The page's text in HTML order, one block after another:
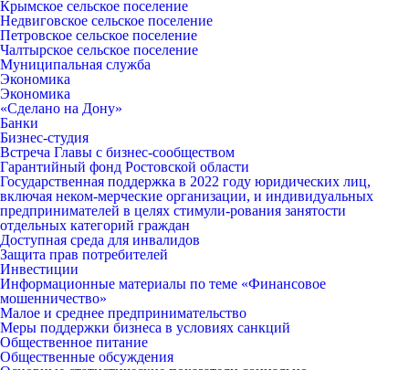
Крымское сельское поселение
Недвиговское сельское поселение
Петровское сельское поселение
Чалтырское сельское поселение
Муниципальная служба
Экономика
Экономика
«Сделано на Дону»
Банки
Бизнес-студия
Встреча Главы с бизнес-сообществом
Гарантийный фонд Ростовской области
Государственная поддержка в 2022 году юридических лиц,
включая неком-мерческие организации, и индивидуальных
предпринимателей в целях стимули-рования занятости
отдельных категорий граждан
Доступная среда для инвалидов
Защита прав потребителей
Инвестиции
Информационные материалы по теме «Финансовое
мошенничество»
Малое и среднее предпринимательство
Меры поддержки бизнеса в условиях санкций
Общественное питание
Общественные обсуждения